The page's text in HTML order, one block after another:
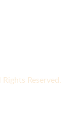
Reserved.